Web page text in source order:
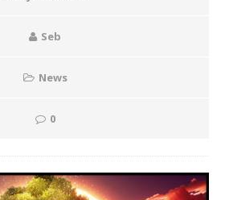
Seb
News
0